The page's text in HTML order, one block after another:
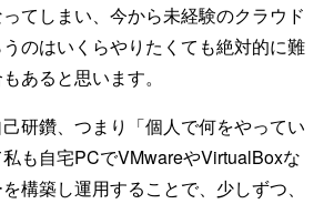
ってしまい、今から未経験のクラウド
のはいくらやりたくても絶対的に難
あると思います。
研鑽、つまり「個人で何をやってい
も自宅PCでVMwareやVirtualBoxな
構築し運用することで、少しずつ、